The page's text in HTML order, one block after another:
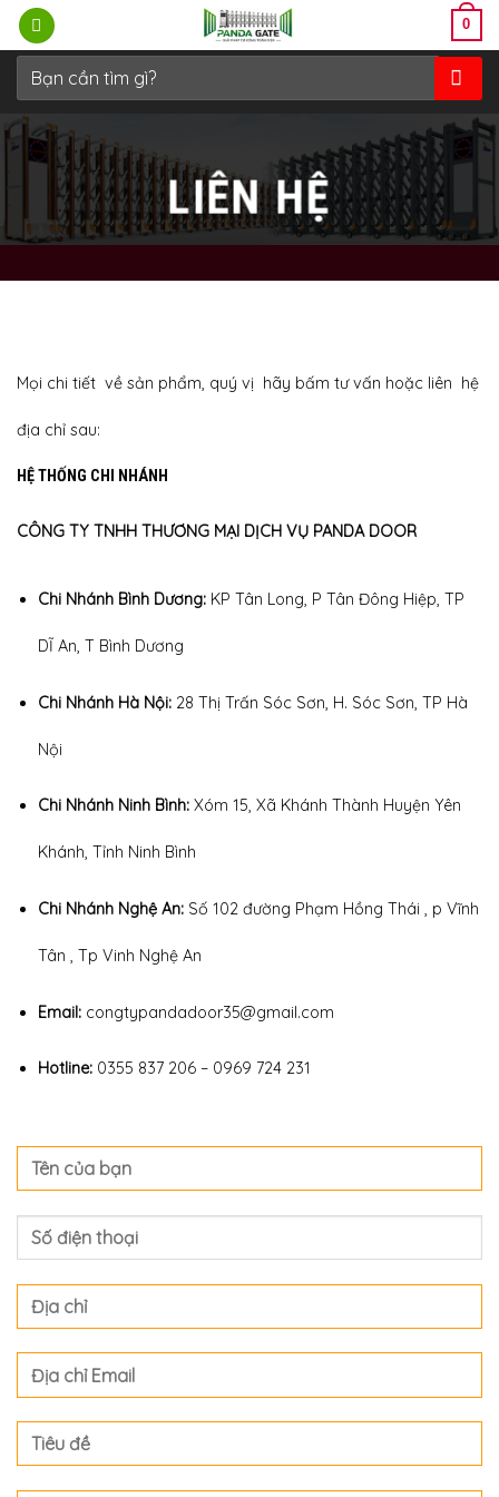
Bỏ
qua
dung
0
Tìm
kiếm:
LIÊN HỆ
Mọi chi tiết về sản phẩm, quý vị hãy bấm tư vấn hoặc liên hệ
địa chỉ sau:
HỆ THỐNG CHI NHÁNH
CÔNG TY TNHH THƯƠNG MẠI DỊCH VỤ PANDA DOOR
Chi Nhánh Bình Dương:KP Tân Long, P Tân Đông Hiệp, TP
DĨ An, T Bình Dương
Chi Nhánh Hà Nội:28 Thị Trấn Sóc Sơn, H. Sóc Sơn, TP Hà
Nội
Chi Nhánh Ninh Bình:Xóm 15, Xã Khánh Thành Huyện Yên
Khánh, Tỉnh Ninh Bình
Chi Nhánh Nghệ An:Số 102 đường Phạm Hồng Thái , p Vĩnh
Tân , Tp Vinh Nghệ An
Email:congtypandadoor35@gmail.com
Hotline:0355 837 206 – 0969 724 231